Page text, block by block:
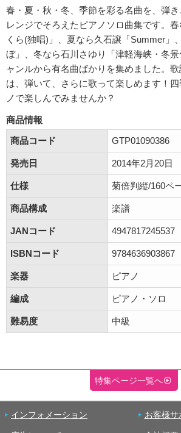
春・夏・秋・冬、季節を彩る名曲を、弾
レンジでそろえたピアノソロ曲集です。
くら(独唱)」、夏なら久石譲「Summer」
ぼ」、冬なら石川さゆり「津軽海峡・冬
ャンルから有名曲ばかりを集めました。
は、弾いて、さらに歌って楽しめます！
ノで楽しんでみませんか？
商品情報
商品コード
GTP01090386
発売日 2014年2月20日
仕様 菊倍判縦/160ペ
商品構成 楽譜
JANコード 4947817245537
ISBNコード 9784636903867
楽器 ピアノ
編成 ピアノ・ソロ
難易度 中級
特集ページ一覧へ
インフォメーション お客様サ